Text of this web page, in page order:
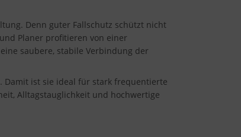
Denn guter Fallschutz schützt nicht
Planer profitieren von einer
saubere, stabile Verbindung der
Damit ist sie ideal für stark frequentierte
Alltagstauglichkeit und hochwertige